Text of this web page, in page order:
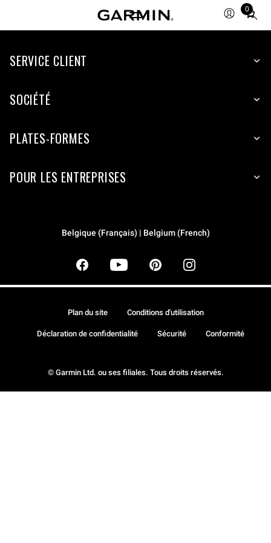
0
Total
items
cart:
SERVICE CLIENT
SOCIÉTÉ
PLATES-FORMES
POUR LES ENTREPRISES
Belgique (Français) | Belgium (French)
© Garmin Ltd. ou ses filiales. Tous droits réservés.
Plan du site Conditions d'utilisation
Déclaration de confidentialité Sécurité Conformité